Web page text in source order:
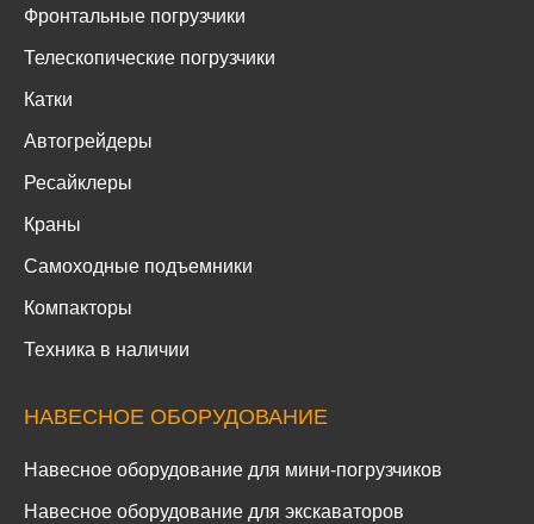
Фронтальные погрузчики
Телескопические погрузчики
Катки
Автогрейдеры
Ресайклеры
Краны
Самоходные подъемники
Компакторы
Техника в наличии
НАВЕСНОЕ ОБОРУДОВАНИЕ
Навесное оборудование для мини-погрузчиков
Навесное оборудование для экскаваторов